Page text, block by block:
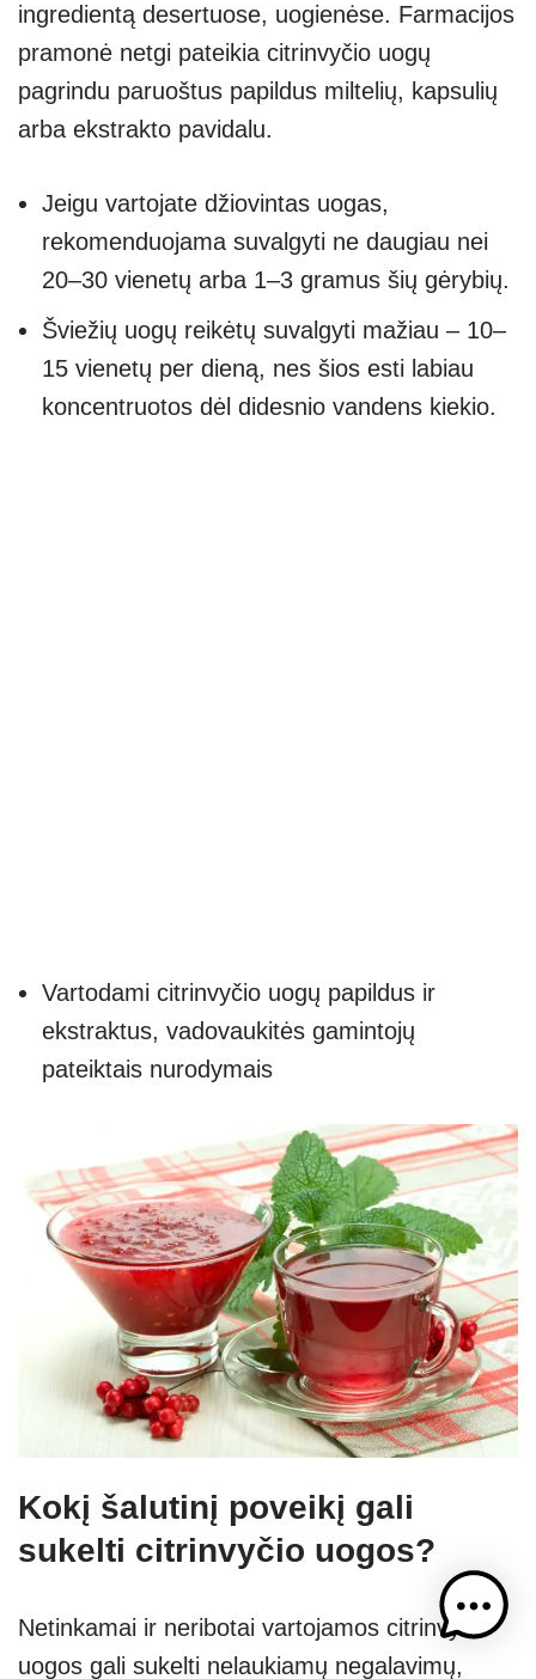
ingredientą desertuose, uogienėse. Farmacijos
pramonė netgi pateikia citrinvyčio uogų
pagrindu paruoštus papildus miltelių, kapsulių
arba ekstrakto pavidalu.
Jeigu vartojate džiovintas uogas,
rekomenduojama suvalgyti ne daugiau nei
20–30 vienetų arba 1–3 gramus šių gėrybių.
Šviežių uogų reikėtų suvalgyti mažiau – 10–
15 vienetų per dieną, nes šios esti labiau
koncentruotos dėl didesnio vandens kiekio.
Vartodami citrinvyčio uogų papildus ir
ekstraktus, vadovaukitės gamintojų
pateiktais nurodymais
Kokį šalutinį poveikį gali
sukelti citrinvyčio uogos?
Netinkamai ir neribotai vartojamos citrinvyčio
uogos gali sukelti nelaukiamų negalavimų,